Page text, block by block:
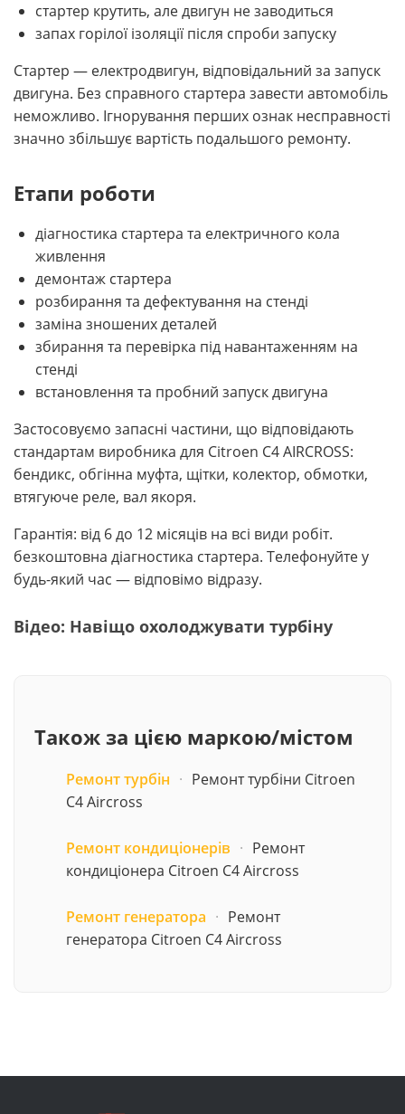
стартер крутить, але двигун не заводиться
запах горілої ізоляції після спроби запуску
Стартер — електродвигун, відповідальний за запуск
двигуна. Без справного стартера завести автомобіль
неможливо. Ігнорування перших ознак несправності
значно збільшує вартість подальшого ремонту.
Етапи роботи
діагностика стартера та електричного кола
живлення
демонтаж стартера
розбирання та дефектування на стенді
заміна зношених деталей
збирання та перевірка під навантаженням на
стенді
встановлення та пробний запуск двигуна
Застосовуємо запасні частини, що відповідають
стандартам виробника для Citroen C4 AIRCROSS:
бендикс, обгінна муфта, щітки, колектор, обмотки,
втягуюче реле, вал якоря.
Гарантія: від 6 до 12 місяців на всі види робіт.
безкоштовна діагностика стартера. Телефонуйте у
будь-який час — відповімо відразу.
Відео: Навіщо охолоджувати турбіну
Також за цією маркою/містом
Ремонт турбін · Ремонт турбіни Citroen
C4 Aircross
Ремонт кондиціонерів · Ремонт
кондиціонера Citroen C4 Aircross
Ремонт генератора · Ремонт
генератора Citroen C4 Aircross